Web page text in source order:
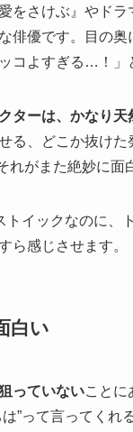
さけぶ』やドラ
俳優です。目の奥
コよすぎる…！」
ターは、かなり天
る、どこか抜け
がまた絶妙に面
トイックなのに
ら感じさせます。
白い
っていないことに
”って言ってく